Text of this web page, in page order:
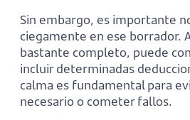
Sin embargo, es importante
ciegamente en ese borrador.
bastante completo, puede
incluir determinadas
calma es fundamental para
necesario o cometer fallos.